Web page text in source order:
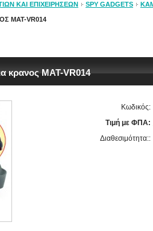
ΚΑΙ ΕΠΙΧΕΙΡΉΣΕΩΝ SPY GADGETS
MAT-VR014
κρανος MAT-VR014
Κωδικός:
Τιμή με ΦΠΑ:
Διαθεσιμότητα::